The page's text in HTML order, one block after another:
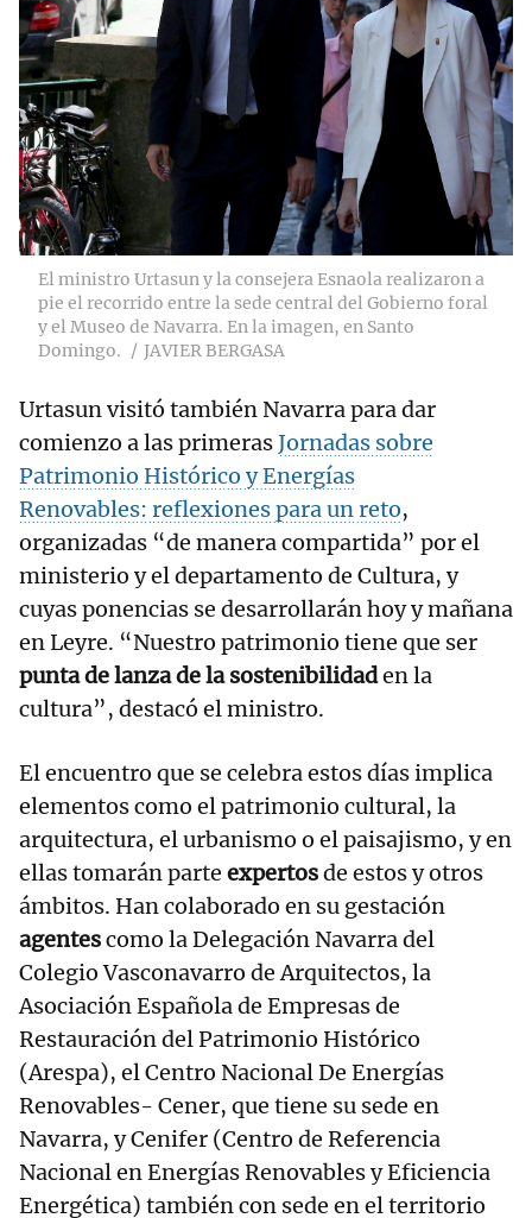
El ministro Urtasun y la consejera Esnaola realizaron a
pie el recorrido entre la sede central del Gobierno foral
y el Museo de Navarra. En la imagen, en Santo
Domingo.
JAVIER BERGASA
Urtasun visitó también Navarra para dar
comienzo a las primerasJornadas sobre
Patrimonio Histórico y Energías
Renovables: reflexiones para un reto,
organizadas “de manera compartida” por el
ministerio y el departamento de Cultura, y
cuyas ponencias se desarrollarán hoy y mañana
en Leyre. “Nuestro patrimonio tiene que ser
punta de lanza de la sostenibilidaden la
cultura”, destacó el ministro.
El encuentro que se celebra estos días implica
elementos como el patrimonio cultural, la
arquitectura, el urbanismo o el paisajismo, y en
ellas tomarán parte expertosde estos y otros
ámbitos. Han colaborado en su gestación
agentescomo la Delegación Navarra del
Colegio Vasconavarro de Arquitectos, la
Asociación Española de Empresas de
Restauración del Patrimonio Histórico
(Arespa), el Centro Nacional De Energías
Renovables- Cener, que tiene su sede en
Navarra, y Cenifer (Centro de Referencia
Nacional en Energías Renovables y Eficiencia
Energética) también con sede en el territorio